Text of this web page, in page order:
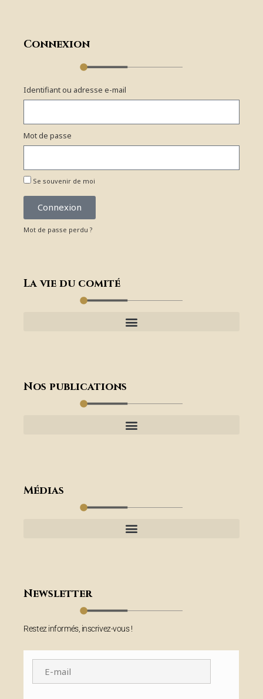
Connexion
Identifiant ou adresse e-mail
Mot de passe
Se souvenir de moi
Connexion
Mot de passe perdu ?
La vie du comité
Nos publications
Médias
Newsletter
Restez informés, inscrivez-vous !